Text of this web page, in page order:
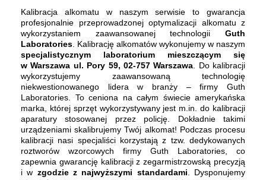
Kalibracja alkomatu w naszym serwisie to gwarancja
profesjonalnie przeprowadzonej optymalizacji alkomatu z
wykorzystaniem zaawansowanej technologii Guth
Laboratories. Kalibrację alkomatów wykonujemy w naszym
specjalistycznym laboratorium mieszczącym się
w Warszawa ul. Pory 59, 02-757 Warszawa. Do kalibracji
wykorzystujemy zaawansowaną technologię
niekwestionowanego lidera w branży – firmy Guth
Laboratories. To ceniona na całym świecie amerykańska
marka, której sprzęt wykorzystywany jest m.in. do kalibracji
aparatury stosowanej przez policję. Dokładnie takimi
urządzeniami skalibrujemy Twój alkomat! Podczas procesu
kalibracji nasi specjaliści korzystają z tzw. dedykowanych
roztworów wzorcowych firmy Guth Laboratories, co
zapewnia gwarancję kalibracji z zegarmistrzowską precyzją
i w zgodzie z najwyższymi standardami. Dysponujemy